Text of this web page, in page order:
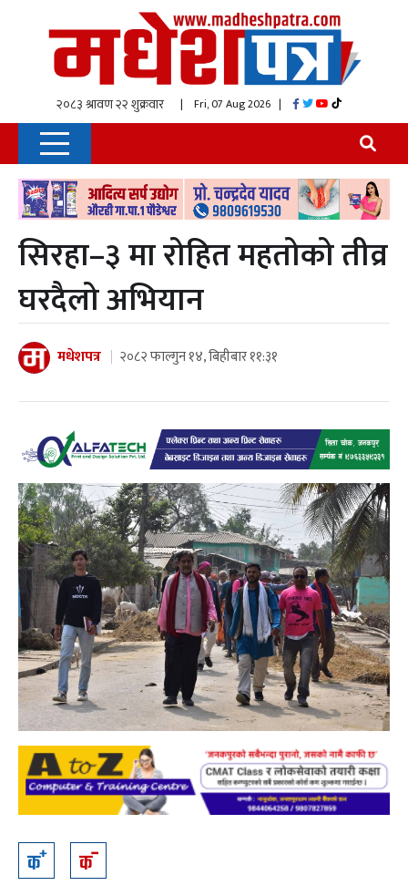
| Fri, 07 Aug 2026 |
सिरहा–३ मा रोहित महतोको तीव्र
घरदैलो अभियान
मधेशपत्र २०८२ फाल्गुन १४, बिहीबार ११:३१